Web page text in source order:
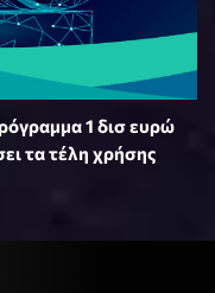
1 δισ ευρώ
τα τέλη χρήσης